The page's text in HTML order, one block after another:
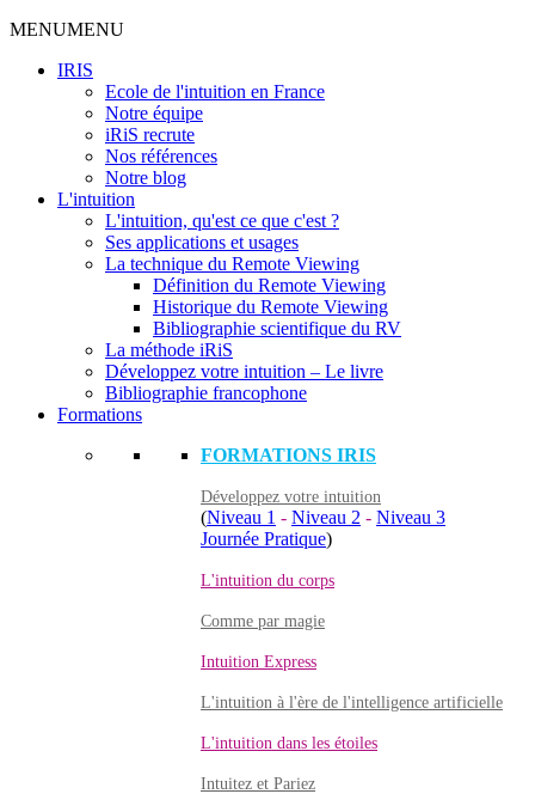
MENUMENU
IRIS
Ecole de l'intuition en France
Notre équipe
iRiS recrute
Nos références
Notre blog
L'intuition
L'intuition, qu'est ce que c'est ?
Ses applications et usages
La technique du Remote Viewing
Définition du Remote Viewing
Historique du Remote Viewing
Bibliographie scientifique du RV
La méthode iRiS
Développez votre intuition – Le livre
Bibliographie francophone
Formations
FORMATIONS IRIS
Développez votre intuition
(Niveau 1 - Niveau 2 - Niveau 3
Journée Pratique)
L'intuition du corps
Comme par magie
Intuition Express
L'intuition à l'ère de l'intelligence artificielle
L'intuition dans les étoiles
Intuitez et Pariez